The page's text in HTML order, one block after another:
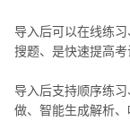
导入后可以在线练
搜题、是快速提高考
导入后支持顺序练
做、智能生成解析、